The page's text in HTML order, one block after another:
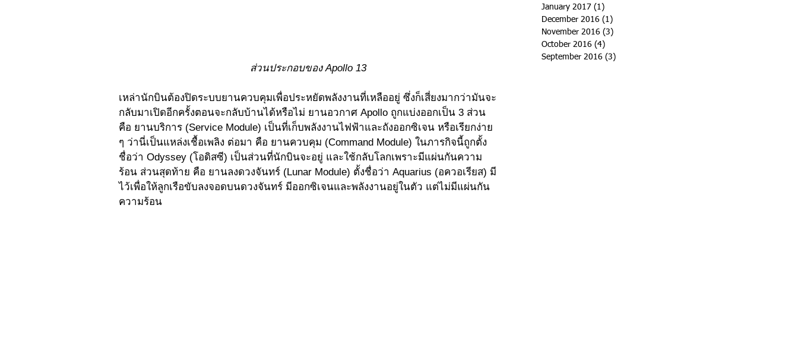
ส่วนประกอบของ Apollo 13
เหล่านักบินต้องปิดระบบยานควบคุมเพื่อประหยัดพลังงานที่เหลืออยู่ ซึ่งก็เสี่ยงมากว่ามันจะ
กลับมาเปิดอีกครั้งตอนจะกลับบ้านได้หรือไม่ ยานอวกาศ Apollo ถูกแบ่งออกเป็น 3 ส่วน
คือ ยานบริการ (Service Module) เป็นที่เก็บพลังงานไฟฟ้าและถังออกซิเจน หรือเรียกง่าย
ๆ ว่านี่เป็นแหล่งเชื้อเพลิง ต่อมา คือ ยานควบคุม (Command Module) ในภารกิจนี้ถูกตั้ง
ชื่อว่า Odyssey (โอดิสซี) เป็นส่วนที่นักบินจะอยู่ และใช้กลับโลกเพราะมีแผ่นกันความ
ร้อน ส่วนสุดท้าย คือ ยานลงดวงจันทร์ (Lunar Module) ตั้งชื่อว่า Aquarius (อควอเรียส) มี
ไว้เพื่อให้ลูกเรือขับลงจอดบนดวงจันทร์ มีออกซิเจนและพลังงานอยู่ในตัว แต่ไม่มีแผ่นกัน
ความร้อน
January 2017 (1)
December 2016 (1)
November 2016 (3)
October 2016 (4)
September 2016 (3)